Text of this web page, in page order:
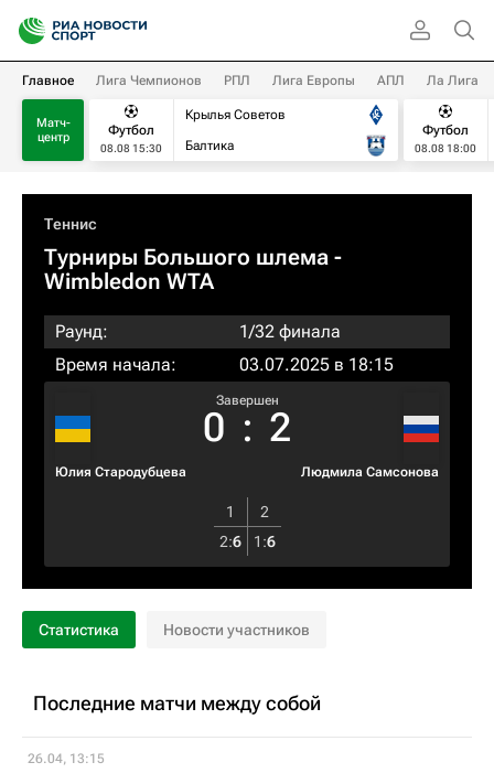
Главное Лига Чемпионов РПЛ Лига Европы АПЛ Ла Лига
Матч-
центр
Футбол
08.08 15:30
Крылья Советов
Балтика
Футбол
08.08 18:00
Теннис
Турниры Большого шлема -
Wimbledon WTA
Раунд:
1/32 финала
Время начала:
03.07.2025 в 18:15
Юлия Стародубцева
Завершен
0 : 2
Людмила Самсонова
1
2
2:6 1 :6
Статистика Новости участников
Последние матчи между собой
26.04, 13:15